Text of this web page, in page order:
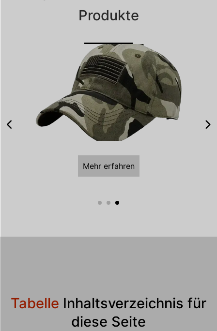
Produkte
Mehr erfahren
Tabelle Inhaltsverzeichnis für
diese Seite